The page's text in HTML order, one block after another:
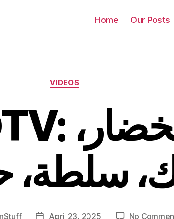
Home Our Posts
Categories
VIDEOS
سلطة،
PostApril 23, 2025 No